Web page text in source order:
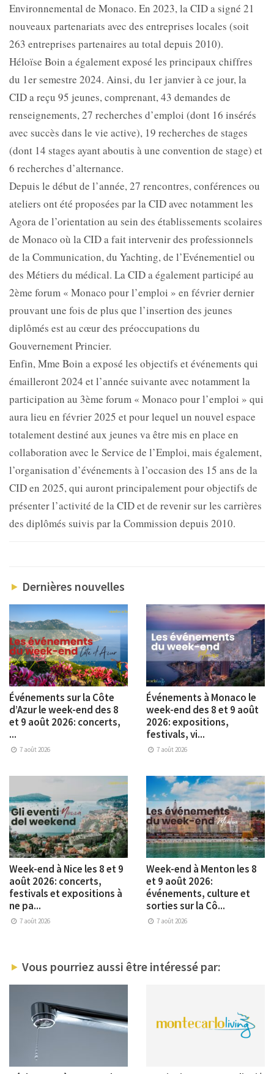
Environnemental de Monaco. En 2023, la CID a signé 21
nouveaux partenariats avec des entreprises locales (soit
263 entreprises partenaires au total depuis 2010).
Héloïse Boin a également exposé les principaux chiffres
du 1er semestre 2024. Ainsi, du 1er janvier à ce jour, la
CID a reçu 95 jeunes, comprenant, 43 demandes de
renseignements, 27 recherches d’emploi (dont 16 insérés
avec succès dans le vie active), 19 recherches de stages
(dont 14 stages ayant aboutis à une convention de stage) et
6 recherches d’alternance.
Depuis le début de l’année, 27 rencontres, conférences ou
ateliers ont été proposées par la CID avec notamment les
Agora de l’orientation au sein des établissements scolaires
de Monaco où la CID a fait intervenir des professionnels
de la Communication, du Yachting, de l’Evénementiel ou
des Métiers du médical. La CID a également participé au
2ème forum « Monaco pour l’emploi » en février dernier
prouvant une fois de plus que l’insertion des jeunes
diplômés est au cœur des préoccupations du
Gouvernement Princier.
Enfin, Mme Boin a exposé les objectifs et événements qui
émailleront 2024 et l’année suivante avec notamment la
participation au 3ème forum « Monaco pour l’emploi » qui
aura lieu en février 2025 et pour lequel un nouvel espace
totalement destiné aux jeunes va être mis en place en
collaboration avec le Service de l’Emploi, mais également,
l’organisation d’événements à l’occasion des 15 ans de la
CID en 2025, qui auront principalement pour objectifs de
présenter l’activité de la CID et de revenir sur les carrières
des diplômés suivis par la Commission depuis 2010.
Dernières nouvelles
Événements sur la Côte
d’Azur le week-end des 8
et 9 août 2026: concerts,
...
7 août 2026
Événements à Monaco le
week-end des 8 et 9 août
2026: expositions,
festivals, vi...
7 août 2026
Week-end à Nice les 8 et 9
août 2026: concerts,
festivals et expositions à
ne pa...
7 août 2026
Week-end à Menton les 8
et 9 août 2026:
événements, culture et
sorties sur la Cô...
7 août 2026
Vous pourriez aussi être intéressé par: